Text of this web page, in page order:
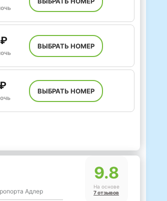
ВЫБРАТЬ НОМЕР
ВЫБРАТЬ НОМЕР
Адлер
9.8
На основе
7 отзывов